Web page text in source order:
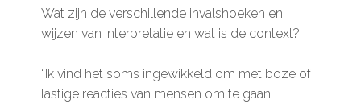
Wat zijn de verschillende invalshoeken en
wijzen van interpretatie en wat is de context?
“Ik vind het soms ingewikkeld om met boze of
lastige reacties van mensen om te gaan.